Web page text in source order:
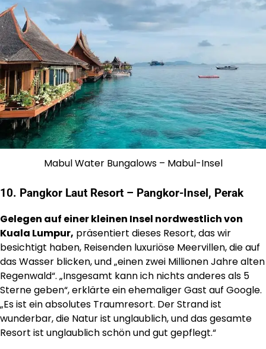
Mabul Water Bungalows – Mabul-Insel
10. Pangkor Laut Resort – Pangkor-Insel, Perak
Gelegen auf einer kleinen Insel nordwestlich von
Kuala Lumpur, präsentiert dieses Resort, das wir
besichtigt haben, Reisenden luxuriöse Meervillen, die auf
das Wasser blicken, und „einen zwei Millionen Jahre alten
Regenwald“. „Insgesamt kann ich nichts anderes als 5
Sterne geben“, erklärte ein ehemaliger Gast auf Google.
„Es ist ein absolutes Traumresort. Der Strand ist
wunderbar, die Natur ist unglaublich, und das gesamte
Resort ist unglaublich schön und gut gepflegt.“